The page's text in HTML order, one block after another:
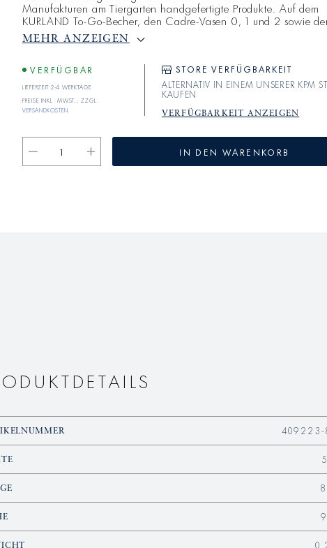
Manufakturen am Tiergarten handgefertigte Produkte. Auf dem
KURLAND To-Go-Becher, den Cadre-Vasen 0, 1 und 2 sowie
Poche entfalten sich Tapetenmotive mit Verweis auf das späte 18.
Jahrhundert. Inspiriert von Luises Lieblingsort Schloss Paretz
feinem Pinselstrich auf Porzellan und verleiht de
MEHR ANZEIGEN
VERFÜGBAR
Lieferzeit 2-4 Werktage
Preise inkl. MwSt.; zzgl.
Versandkosten
STORE VERFÜGBARKEIT
ALTERNATIV IN EINEM UNSERER KPM
KAUFEN
VERFÜGBARKEIT ANZEIGEN
Verringere
die
Erhöhe
die
IN DEN WARENKORB